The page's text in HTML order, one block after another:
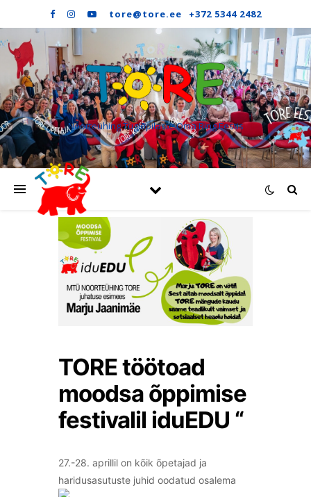
Noorteühing Tugiõpilaste Oma Ring Eestis
TORE töötoad
moodsa õppimise
festivalil iduEDU “
27.-28. aprillil on kõik õpetajad ja
haridusasutuste juhid oodatud osalema